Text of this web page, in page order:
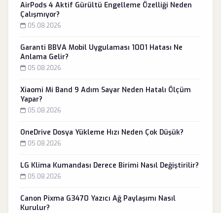
AirPods 4 Aktif Gürültü Engelleme Özelliği Neden
Çalışmıyor?
05.08.2026
Garanti BBVA Mobil Uygulaması 1001 Hatası Ne
Anlama Gelir?
05.08.2026
Xiaomi Mi Band 9 Adım Sayar Neden Hatalı Ölçüm
Yapar?
05.08.2026
OneDrive Dosya Yükleme Hızı Neden Çok Düşük?
05.08.2026
LG Klima Kumandası Derece Birimi Nasıl Değiştirilir?
05.08.2026
Canon Pixma G3470 Yazıcı Ağ Paylaşımı Nasıl
Kurulur?